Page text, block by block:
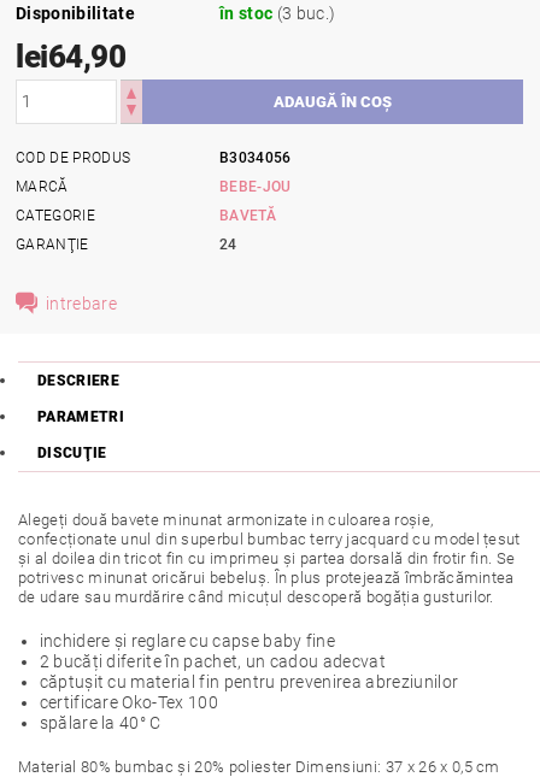
Disponibilitate în stoc (3 buc.)
lei64,90
COD DE PRODUS
B3034056
MARCĂ
BEBE-JOU
CATEGORIE
BAVETĂ
GARANŢIE
24
intrebare
DESCRIERE
PARAMETRI
DISCUŢIE
Alegeți două bavete minunat armonizate in culoarea roșie,
confecționate unul din superbul bumbac terry jacquard cu model țesut
și al doilea din tricot fin cu imprimeu și partea dorsală din frotir fin. Se
potrivesc minunat oricărui bebeluș. În plus protejează îmbrăcămintea
de udare sau murdărire când micuțul descoperă bogăția gusturilor.
inchidere și reglare cu capse baby fine
2 bucăți diferite în pachet, un cadou adecvat
căptușit cu material fin pentru prevenirea abreziunilor
certificare Oko-Tex 100
spălare la 40° C
Material 80% bumbac și 20% poliester Dimensiuni: 37 x 26 x 0,5 cm